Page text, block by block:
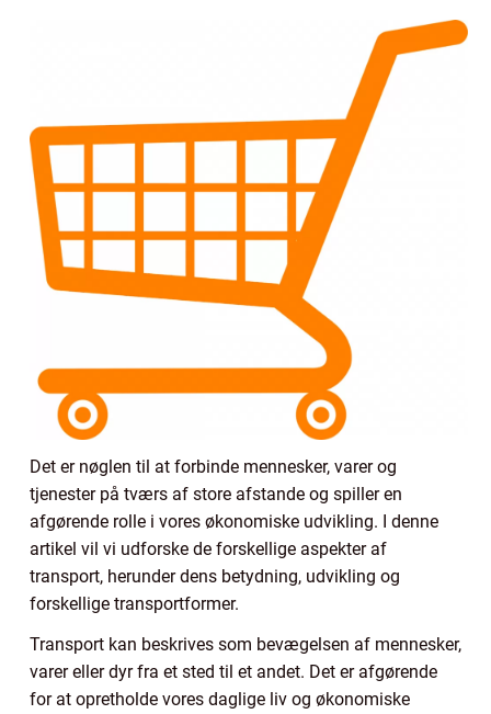
Det er nøglen til at forbinde mennesker, varer og
tjenester på tværs af store afstande og spiller en
afgørende rolle i vores økonomiske udvikling. I denne
artikel vil vi udforske de forskellige aspekter af
transport, herunder dens betydning, udvikling og
forskellige transportformer.
Transport kan beskrives som bevægelsen af mennesker,
varer eller dyr fra et sted til et andet. Det er afgørende
for at opretholde vores daglige liv og økonomiske